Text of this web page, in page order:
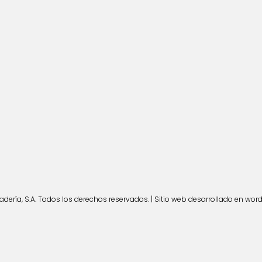
S.A. Todos los derechos reservados. | Sitio web desarrollado en